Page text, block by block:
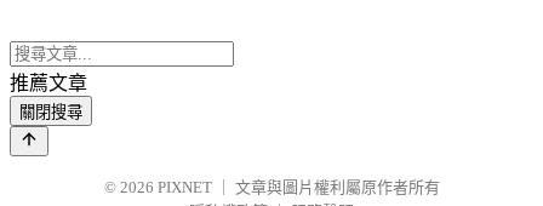
推薦文章
關閉搜尋
© 2026 PIXNET
文章與圖片權利屬原作者所有